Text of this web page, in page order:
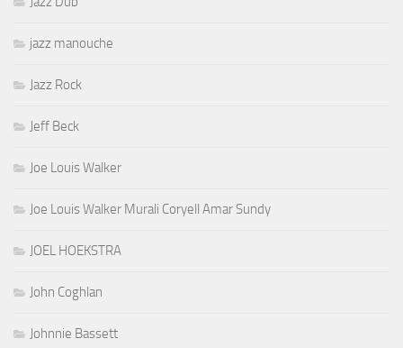
jazz manouche
Jazz Rock
Jeff Beck
Joe Louis Walker
Joe Louis Walker Murali Coryell Amar Sundy
JOEL HOEKSTRA
John Coghlan
Johnnie Bassett